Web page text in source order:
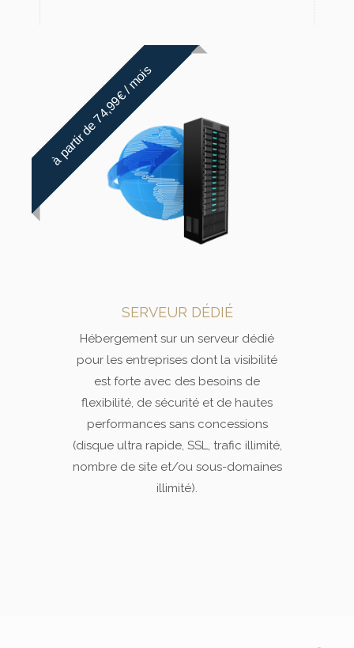
SERVEUR DÉDIÉ
Hébergement sur un serveur dédié
pour les entreprises dont la visibilité
est forte avec des besoins de
flexibilité, de sécurité et de hautes
performances sans concessions
(disque ultra rapide, SSL, trafic illimité,
nombre de site et/ou sous-domaines
illimité).
à partir de 74,99€ / mois